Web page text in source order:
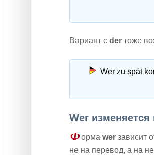
Вариант с der тоже
Wer zu spät
Wer
Форма wer зависит
не на перевод, а на